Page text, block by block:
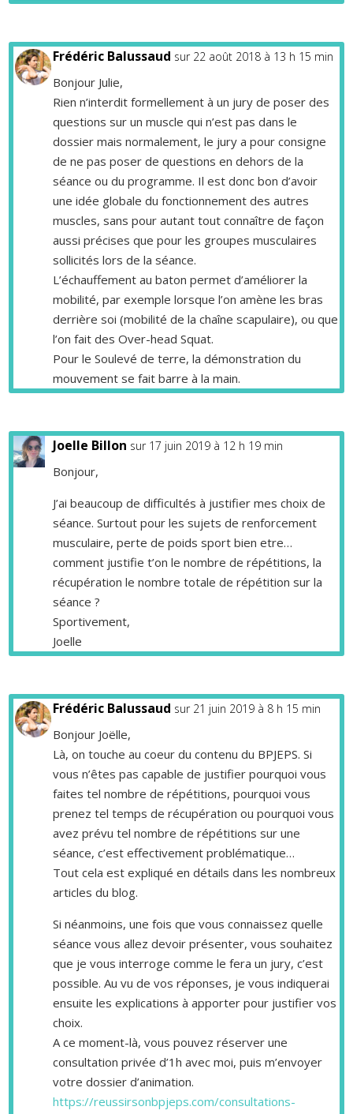
Frédéric Balussaud sur 22 août 2018 à 13 h 15 min
Bonjour Julie,
Rien n’interdit formellement à un jury de poser des
questions sur un muscle qui n’est pas dans le
dossier mais normalement, le jury a pour consigne
de ne pas poser de questions en dehors de la
séance ou du programme. Il est donc bon d’avoir
une idée globale du fonctionnement des autres
muscles, sans pour autant tout connaître de façon
aussi précises que pour les groupes musculaires
sollicités lors de la séance.
L’échauffement au baton permet d’améliorer la
mobilité, par exemple lorsque l’on amène les bras
derrière soi (mobilité de la chaîne scapulaire), ou que
l’on fait des Over-head Squat.
Pour le Soulevé de terre, la démonstration du
mouvement se fait barre à la main.
Joelle Billon sur 17 juin 2019 à 12 h 19 min
Bonjour,
J’ai beaucoup de difficultés à justifier mes choix de
séance. Surtout pour les sujets de renforcement
musculaire, perte de poids sport bien etre…
comment justifie t’on le nombre de répétitions, la
récupération le nombre totale de répétition sur la
séance ?
Sportivement,
Joelle
Frédéric Balussaud sur 21 juin 2019 à 8 h 15 min
Bonjour Joëlle,
Là, on touche au coeur du contenu du BPJEPS. Si
vous n’êtes pas capable de justifier pourquoi vous
faites tel nombre de répétitions, pourquoi vous
prenez tel temps de récupération ou pourquoi vous
avez prévu tel nombre de répétitions sur une
séance, c’est effectivement problématique…
Tout cela est expliqué en détails dans les nombreux
articles du blog.
Si néanmoins, une fois que vous connaissez quelle
séance vous allez devoir présenter, vous souhaitez
que je vous interroge comme le fera un jury, c’est
possible. Au vu de vos réponses, je vous indiquerai
ensuite les explications à apporter pour justifier vos
choix.
A ce moment-là, vous pouvez réserver une
consultation privée d’1h avec moi, puis m’envoyer
votre dossier d’animation.
https://reussirsonbpjeps.com/consultations-